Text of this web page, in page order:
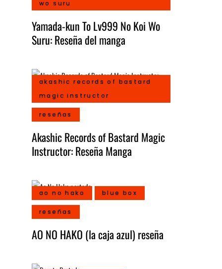
wo suru
Yamada-kun To Lv999 No Koi Wo
Suru: Reseña del manga
akashic records of bastard
magic instructor
reseñas
Akashic Records of Bastard Magic
Instructor: Reseña Manga
ao no hako blue box
reseñas
AO NO HAKO (la caja azul) reseña